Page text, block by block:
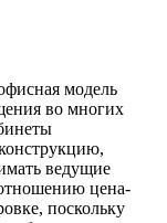
модель
во многих
ведущие
цена-
поскольку